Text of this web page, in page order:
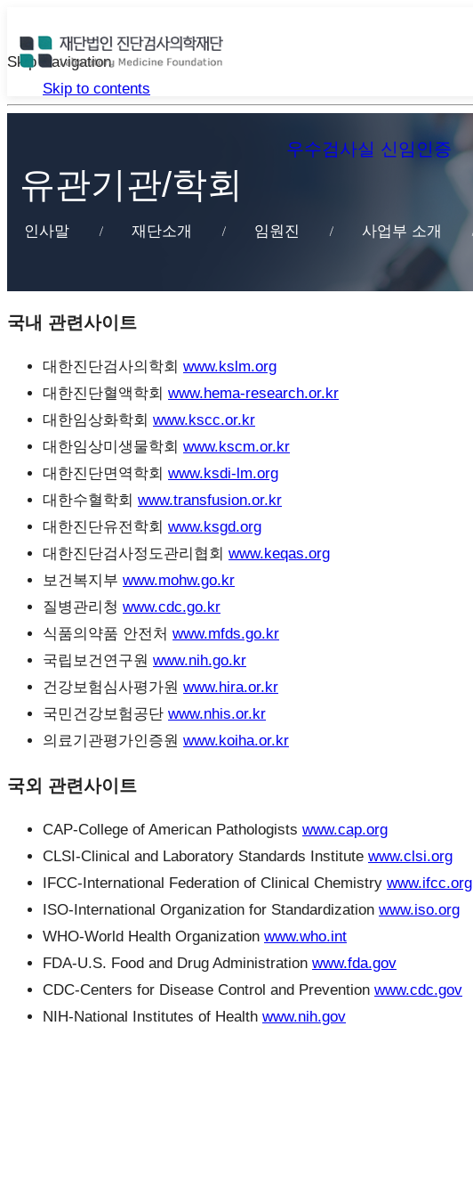
Skip Navigation
Skip to contents
우수검사실 신임인증
유관기관/학회
인사말 재단소개 임원진 사업부 소개
국내 관련사이트
대한진단검사의학회 www.kslm.org
대한진단혈액학회 www.hema-research.or.kr
대한임상화학회 www.kscc.or.kr
대한임상미생물학회 www.kscm.or.kr
대한진단면역학회 www.ksdi-lm.org
대한수혈학회 www.transfusion.or.kr
대한진단유전학회 www.ksgd.org
대한진단검사정도관리협회 www.keqas.org
보건복지부 www.mohw.go.kr
질병관리청 www.cdc.go.kr
식품의약품 안전처 www.mfds.go.kr
국립보건연구원 www.nih.go.kr
건강보험심사평가원 www.hira.or.kr
국민건강보험공단 www.nhis.or.kr
의료기관평가인증원 www.koiha.or.kr
국외 관련사이트
CAP-College of American Pathologists www.cap.org
CLSI-Clinical and Laboratory Standards Institute www.clsi.org
IFCC-International Federation of Clinical Chemistry www.ifcc.org
ISO-International Organization for Standardization www.iso.org
WHO-World Health Organization www.who.int
FDA-U.S. Food and Drug Administration www.fda.gov
CDC-Centers for Disease Control and Prevention www.cdc.gov
NIH-National Institutes of Health www.nih.gov